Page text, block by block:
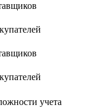
учета